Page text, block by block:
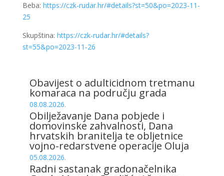
Beba: https://czk-rudar.hr/#details?st=50&po=2023-11-
25
Skupština: https://czk-rudar.hr/#details?
st=55&po=2023-11-26
Obavijest o adulticidnom tretmanu
komaraca na području grada
08.08.2026.
Obilježavanje Dana pobjede i
domovinske zahvalnosti, Dana
hrvatskih branitelja te obljetnice
vojno-redarstvene operacije Oluja
05.08.2026.
Radni sastanak gradonačelnika